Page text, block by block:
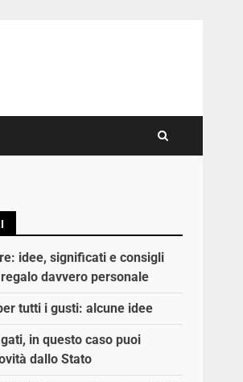
idee, significati e consigli
davvero personale
tutti i gusti: alcune idee
in questo caso puoi
dallo Stato